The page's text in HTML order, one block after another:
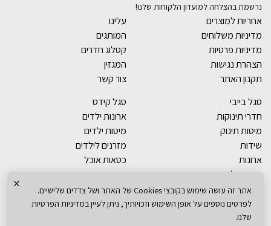
×
אתר זה עושה שימוש בקובצי Cookies של האתר ושל צדדים שלישיים.
לפרטים נוספים על אופן השימוש וזכויותיך, ניתן לעיין במדיניות הפרטיות
שלנו.
נרשמת בהצלחה למועדון הלקוחות שלנו!
אחריות למוצרים
מדיניות משלוחים
מדיניות פרטיות
הצהרת נגישות
תקנון האתר
עלינו
המותגים
קטלוג חדרים
המגזין
צור קשר
סגל בייבי
חדרי תינוקות
מיטות תינוק
שידות
ארונות
מוצצים לתינוקות
סגל קידס
ארונות ילדים
מיטות ילדים
מזרנים לילדים
כסאות אוכל